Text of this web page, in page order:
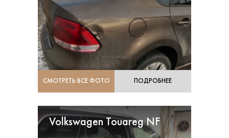
СМОТРЕТЬ ВСЕ ФОТО ПОДРОБНЕЕ
Volkswagen Touareg NF